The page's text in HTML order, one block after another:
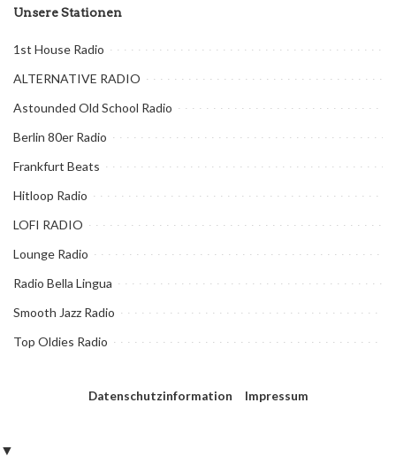
Unsere Stationen
1st House Radio
ALTERNATIVE RADIO
Astounded Old School Radio
Berlin 80er Radio
Frankfurt Beats
Hitloop Radio
LOFI RADIO
Lounge Radio
Radio Bella Lingua
Smooth Jazz Radio
Top Oldies Radio
Datenschutzinformation Impressum
▼